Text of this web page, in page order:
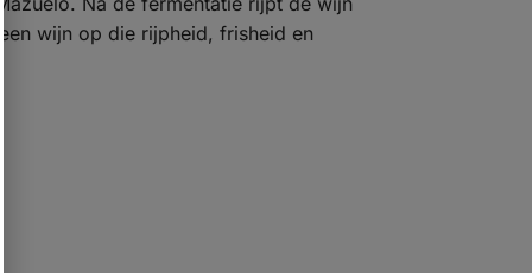
wijn op die rijpheid, frisheid en